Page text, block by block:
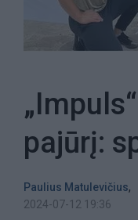
pajūrį:
Paulius Matulevičius,
2024-07-12 19:36